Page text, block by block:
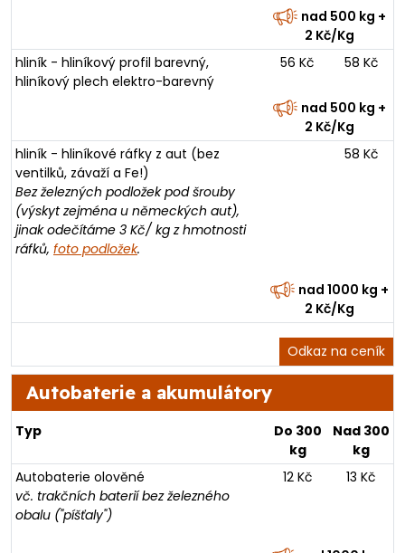
nad 500 kg +
2 Kč/Kg
hliník - hliníkový profil barevný,
hliníkový plech elektro-barevný
56 Kč 58 Kč
nad 500 kg +
2 Kč/Kg
hliník - hliníkové ráfky z aut (bez
ventilků, závaží a Fe!)
Bez železných podložek pod šrouby
(výskyt zejména u německých aut),
jinak odečítáme 3 Kč/ kg z hmotnosti
ráfků, foto podložek.
58 Kč
nad 1000 kg +
2 Kč/Kg
Odkaz na ceník
Autobaterie a akumulátory
Typ
Do 300
kg
Nad 300
kg
Autobaterie olověné
vč. trakčních baterií bez železného
obalu ("píšťaly")
12 Kč 13 Kč